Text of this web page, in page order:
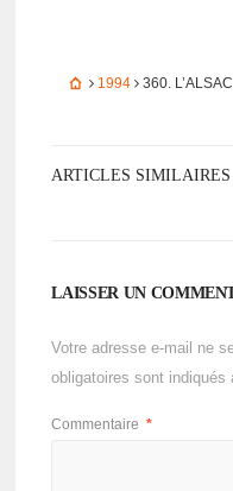
1994
360.
ARTICLES SIMILAIRES
LAISSER UN
Votre adresse e-mail ne
obligatoires sont indiqués
Commentaire *